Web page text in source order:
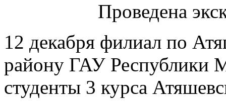
Проведена
12 декабря филиал по
району ГАУ Республики
студенты 3 курса